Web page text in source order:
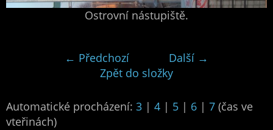
Ostrovní nástupiště.
← Předchozí
Další →
Zpět do složky
Automatické procházení: 3 | 4 | 5 | 6 | 7 (čas ve
vteřinách)